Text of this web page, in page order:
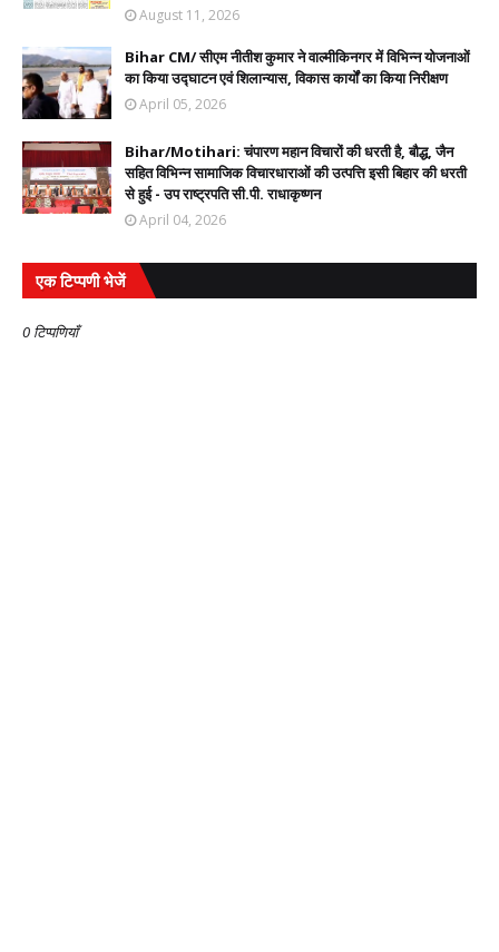
August 11, 2026
Bihar CM/ सीएम नीतीश कुमार ने वाल्मीकिनगर में विभिन्न योजनाओं
का किया उद्घाटन एवं शिलान्यास, विकास कार्यों का किया निरीक्षण
April 05, 2026
Bihar/Motihari: चंपारण महान विचारों की धरती है, बौद्ध, जैन
सहित विभिन्न सामाजिक विचारधाराओं की उत्पत्ति इसी बिहार की धरती
से हुई - उप राष्ट्रपति सी.पी. राधाकृष्णन
April 04, 2026
एक टिप्पणी भेजें
0 टिप्पणियाँ